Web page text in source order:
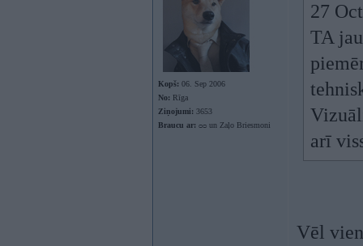
Kopš: 06. Sep 2006
No: Rīga
Ziņojumi: 3653
Braucu ar: ᴑᴑ un Zaļo Briesmoni
27
TA
arī
Vēl